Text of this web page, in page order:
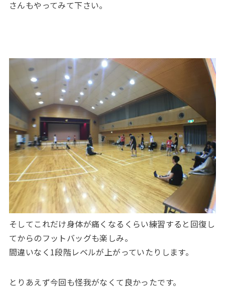
さんもやってみて下さい。
そしてこれだけ身体が痛くなるくらい練習すると回復し
てからのフットバッグも楽しみ。
間違いなく1段階レベルが上がっていたりします。
とりあえず今回も怪我がなくて良かったです。